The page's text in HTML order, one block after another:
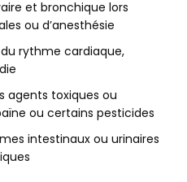
et bronchique lors
ou d’anesthésie
rythme cardiaque,
agents toxiques ou
ou certains pesticides
intestinaux ou urinaires